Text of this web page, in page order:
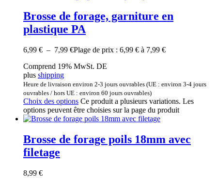
Brosse de forage, garniture en
plastique PA
6,99 € – 7,99 €Plage de prix : 6,99 € à 7,99 €
Comprend 19% MwSt. DE
plus shipping
Heure de livraison environ 2-3 jours ouvrables (UE : environ 3-4 jours
ouvrables / hors UE : environ 60 jours ouvrables)
Choix des options Ce produit a plusieurs variations. Les
options peuvent être choisies sur la page du produit
Brosse de forage poils 18mm avec
filetage
8,99 €